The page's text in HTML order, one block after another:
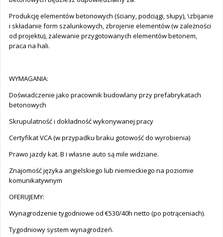
Produkcję elementów betonowych (ściany, podciągi, słupy), \zbijanie
i składanie form szalunkowych, zbrojenie elementów (w zależności
od projektu), zalewanie przygotowanych elementów betonem,
praca na hali.
WYMAGANIA:
Doświadczenie jako pracownik budowlany przy prefabrykatach
betonowych
Skrupulatność i dokładność wykonywanej pracy
Certyfikat VCA (w przypadku braku gotowość do wyrobienia)
Prawo jazdy kat. B i własne auto są mile widziane.
Znajomość języka angielskiego lub niemieckiego na poziomie
komunikatywnym
OFERUJEMY:
Wynagrodzenie tygodniowe od €530/40h netto (po potrąceniach).
Tygodniowy system wynagrodzeń.